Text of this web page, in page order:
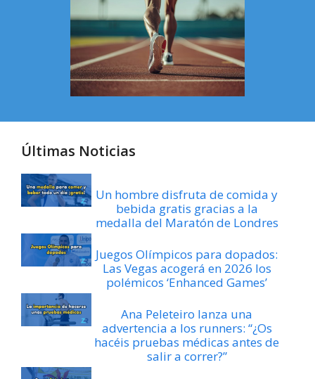
Últimas Noticias
Un hombre disfruta de comida y
bebida gratis gracias a la
medalla del Maratón de Londres
Juegos Olímpicos para dopados:
Las Vegas acogerá en 2026 los
polémicos ‘Enhanced Games’
Ana Peleteiro lanza una
advertencia a los runners: “¿Os
hacéis pruebas médicas antes de
salir a correr?”